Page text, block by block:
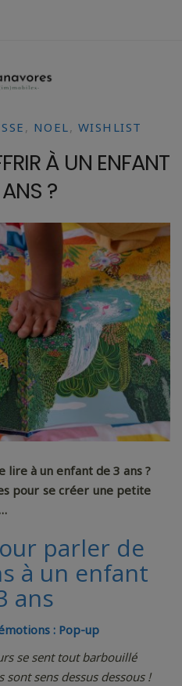
ENDS
- 0,00
, NOEL, WISHLIST
À UN ENFANT
?
lire à un enfant de 3 ans ?
pour se créer une petite
parler de
à un enfant
ans
: Pop-up
se sent tout barbouillé
sont sens dessus dessous !